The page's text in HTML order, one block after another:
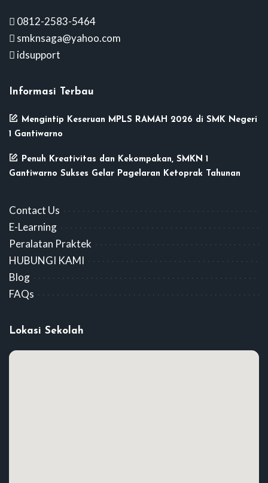
0812-2583-5464
smknsaga@yahoo.com
idsupport
Informasi Terbau
Mengintip Keseruan MPLS RAMAH 2026 di SMK Negeri
1 Gantiwarno
Penuh Kreativitas dan Kekompakan, SMKN 1
Gantiwarno Sukses Gelar Pagelaran Ketoprak Tahunan
Contact Us
E-Learning
Peralatan Praktek
HUBUNGI KAMI
Blog
FAQs
Lokasi Sekolah